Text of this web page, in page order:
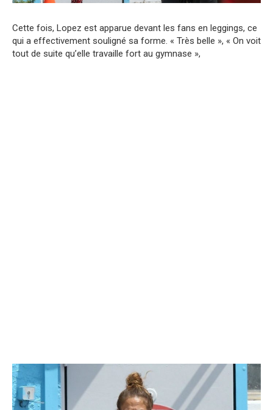
Cette fois, Lopez est apparue devant les fans en leggings, ce
qui a effectivement souligné sa forme. « Très belle », « On voit
tout de suite qu’elle travaille fort au gymnase »,